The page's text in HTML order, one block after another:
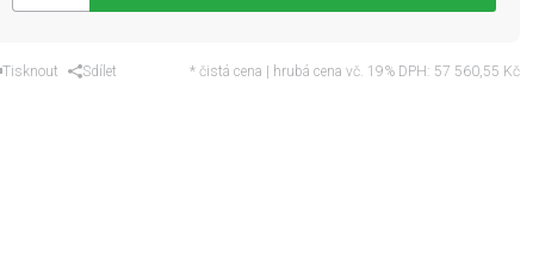
Tisknout Sdílet * čistá cena | hrubá cena vč. 19% DPH: 57 560,55 Kč